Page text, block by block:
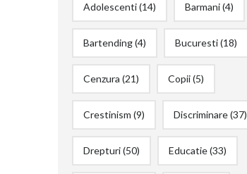
Adolescenti(14) Barmani(4)
Bartending(4) Bucuresti(18)
Cenzura (21) Copii(5)
Crestinism (9) Discriminare(37)
Drepturi(50) Educatie(33)